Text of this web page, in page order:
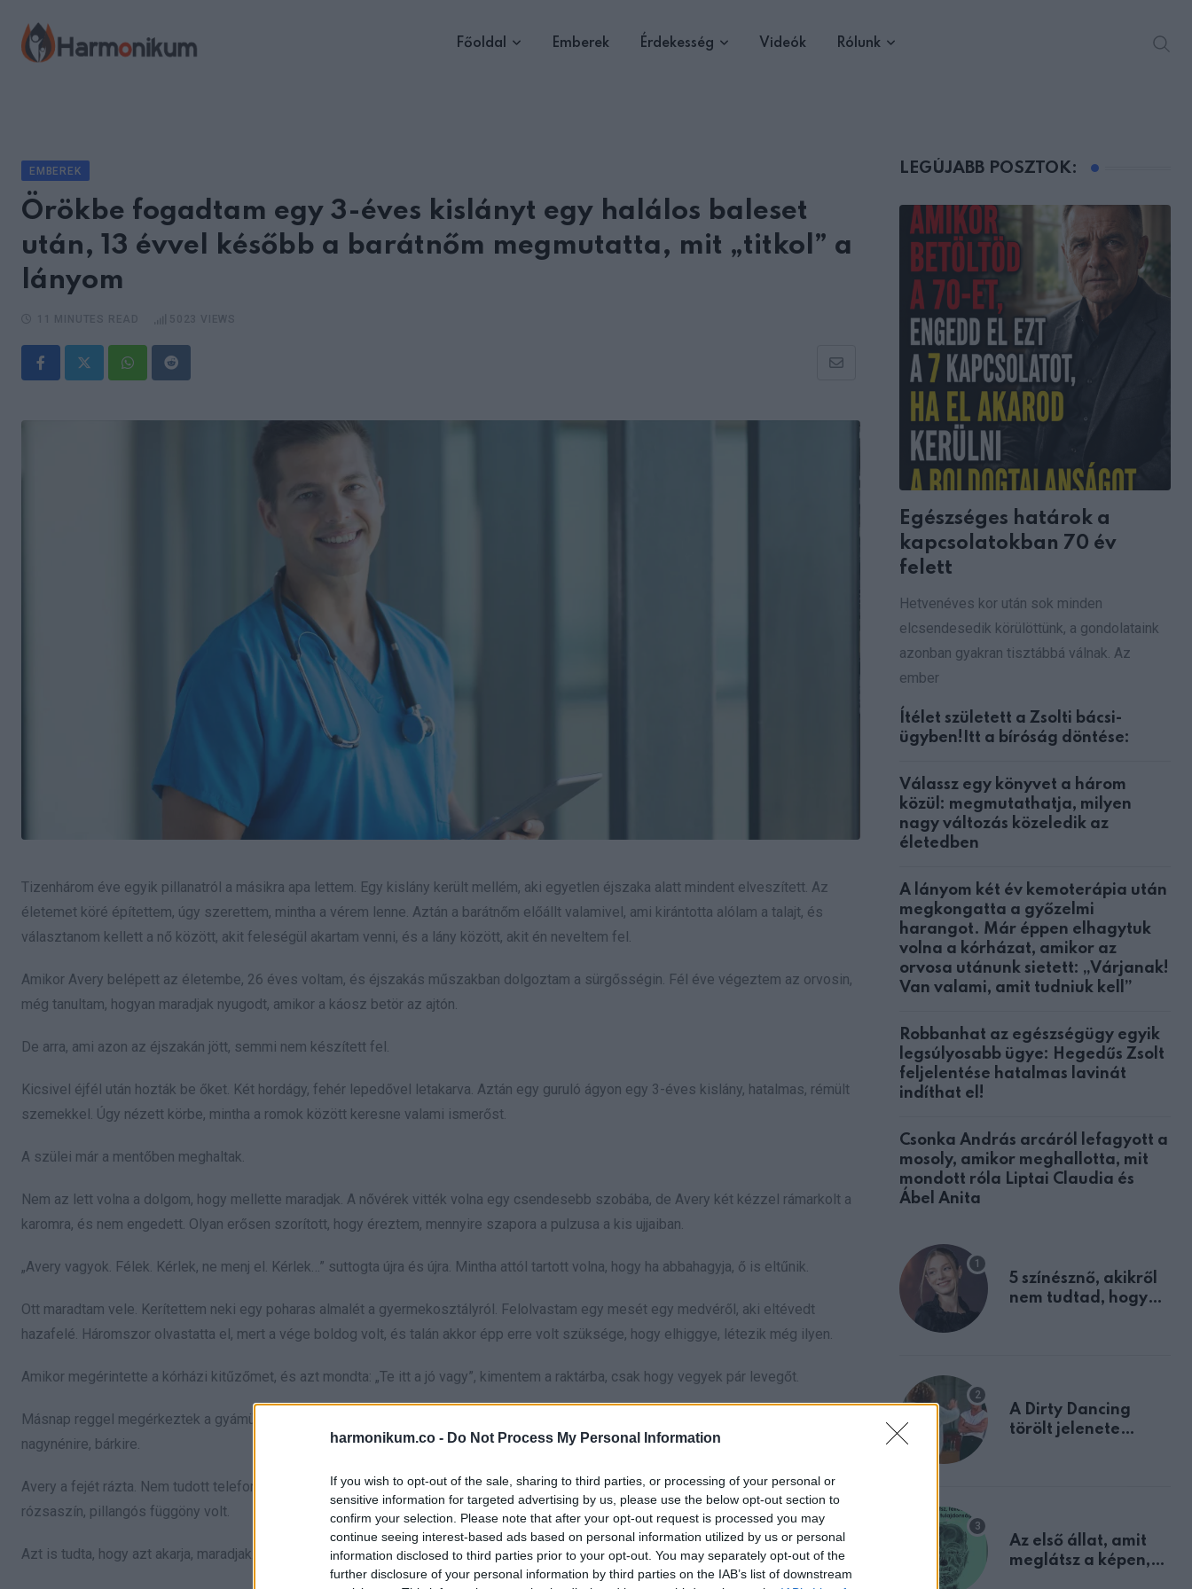
harmonikum.co - Do Not Process My Personal Information
If you wish to opt-out of the sale, sharing to third parties, or processing of your personal or
sensitive information for targeted advertising by us, please use the below opt-out section to
confirm your selection. Please note that after your opt-out request is processed you may
continue seeing interest-based ads based on personal information utilized by us or personal
information disclosed to third parties prior to your opt-out. You may separately opt-out of the
further disclosure of your personal information by third parties on the IAB’s list of downstream
content
Főoldal Emberek Érdekesség Videók Rólunk
EMBEREK
Örökbe fogadtam egy 3-éves kislányt egy halálos baleset
után, 13 évvel később a barátnőm megmutatta, mit „titkol” a
lányom
WhatsappReddit
Share
Email
Tizenhárom éve egyik pillanatról a másikra apa lettem. Egy kislány került mellém, aki egyetlen éjszaka alatt mindent elveszített. Az
életemet köré építettem, úgy szerettem, mintha a vérem lenne. Aztán a barátnőm előállt valamivel, ami kirántotta alólam a talajt, és
választanom kellett a nő között, akit feleségül akartam venni, és a lány között, akit én neveltem fel.
Amikor Avery belépett az életembe, 26 éves voltam, és éjszakás műszakban dolgoztam a sürgősségin. Fél éve végeztem az orvosin,
még tanultam, hogyan maradjak nyugodt, amikor a káosz betör az ajtón.
De arra, ami azon az éjszakán jött, semmi nem készített fel.
Kicsivel éjfél után hozták be őket. Két hordágy, fehér lepedővel letakarva. Aztán egy guruló ágyon egy 3-éves kislány, hatalmas, rémült
szemekkel. Úgy nézett körbe, mintha a romok között keresne valami ismerőst.
A szülei már a mentőben meghaltak.
Nem az lett volna a dolgom, hogy mellette maradjak. A nővérek vitték volna egy csendesebb szobába, de Avery két kézzel rámarkolt a
karomra, és nem engedett. Olyan erősen szorított, hogy éreztem, mennyire szapora a pulzusa a kis ujjaiban.
„Avery vagyok. Félek. Kérlek, ne menj el. Kérlek…” suttogta újra és újra. Mintha attól tartott volna, hogy ha abbahagyja, ő is eltűnik.
Ott maradtam vele. Kerítettem neki egy poharas almalét a gyermekosztályról. Felolvastam egy mesét egy medvéről, aki eltévedt
hazafelé. Háromszor olvastatta el, mert a vége boldog volt, és talán akkor épp erre volt szüksége, hogy elhiggye, létezik még ilyen.
Amikor megérintette a kórházi kitűzőmet, és azt mondta: „Te itt a jó vagy”, kimentem a raktárba, csak hogy vegyek pár levegőt.
Másnap reggel megérkeztek a gyámügyesek. A családgondozó megkérdezte Averyt, emlékszik-e valakire a családból, nagyszülőre,
nagynénire, bárkire.
Avery a fejét rázta. Nem tudott telefonszámot, címet. Azt tudta, hogy a plüss nyulát Mr. Hoppsnak hívják, és hogy a szobájában
rózsaszín, pillangós függöny volt.
Azt is tudta, hogy azt akarja, maradjak.
LEGÚJABB POSZTOK:
Egészséges határok a
kapcsolatokban 70 év
felett
Hetvenéves kor után sok minden
elcsendesedik körülöttünk, a gondolataink
azonban gyakran tisztábbá válnak. Az
ember
Ítélet született a Zsolti bácsi-
ügyben!Itt a bíróság döntése:
Válassz egy könyvet a három
közül: megmutathatja, milyen
nagy változás közeledik az
életedben
A lányom két év kemoterápia után
megkongatta a győzelmi
harangot. Már éppen elhagytuk
volna a kórházat, amikor az
orvosa utánunk sietett: „Várjanak!
Van valami, amit tudniuk kell”
Robbanhat az egészségügy egyik
legsúlyosabb ügye: Hegedűs Zsolt
feljelentése hatalmas lavinát
indíthat el!
Csonka András arcáról lefagyott a
mosoly, amikor meghallotta, mit
mondott róla Liptai Claudia és
Ábel Anita
5 színésznő, akikről
nem tudtad, hogy
A Dirty Dancing
törölt jelenete
Az első állat, amit
meglátsz a képen,